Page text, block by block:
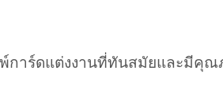
การ์ดแต่งงานที่ทันสมัยและมีคุ